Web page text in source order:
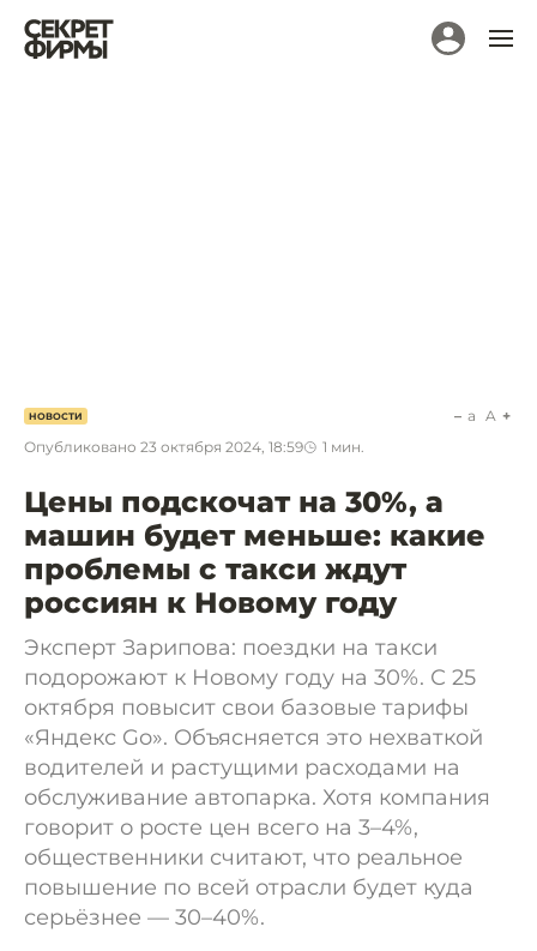
НОВОСТИ
Опубликовано 23 октября 2024, 18:59 1 мин.
a A
Цены подскочат на 30%, а
машин будет меньше: какие
проблемы с такси ждут
россиян к Новому году
Эксперт Зарипова: поездки на такси
подорожают к Новому году на 30%. С 25
октября повысит свои базовые тарифы
«Яндекс Go». Объясняется это нехваткой
водителей и растущими расходами на
обслуживание автопарка. Хотя компания
говорит о росте цен всего на 3–4%,
общественники считают, что реальное
повышение по всей отрасли будет куда
серьёзнее — 30–40%.